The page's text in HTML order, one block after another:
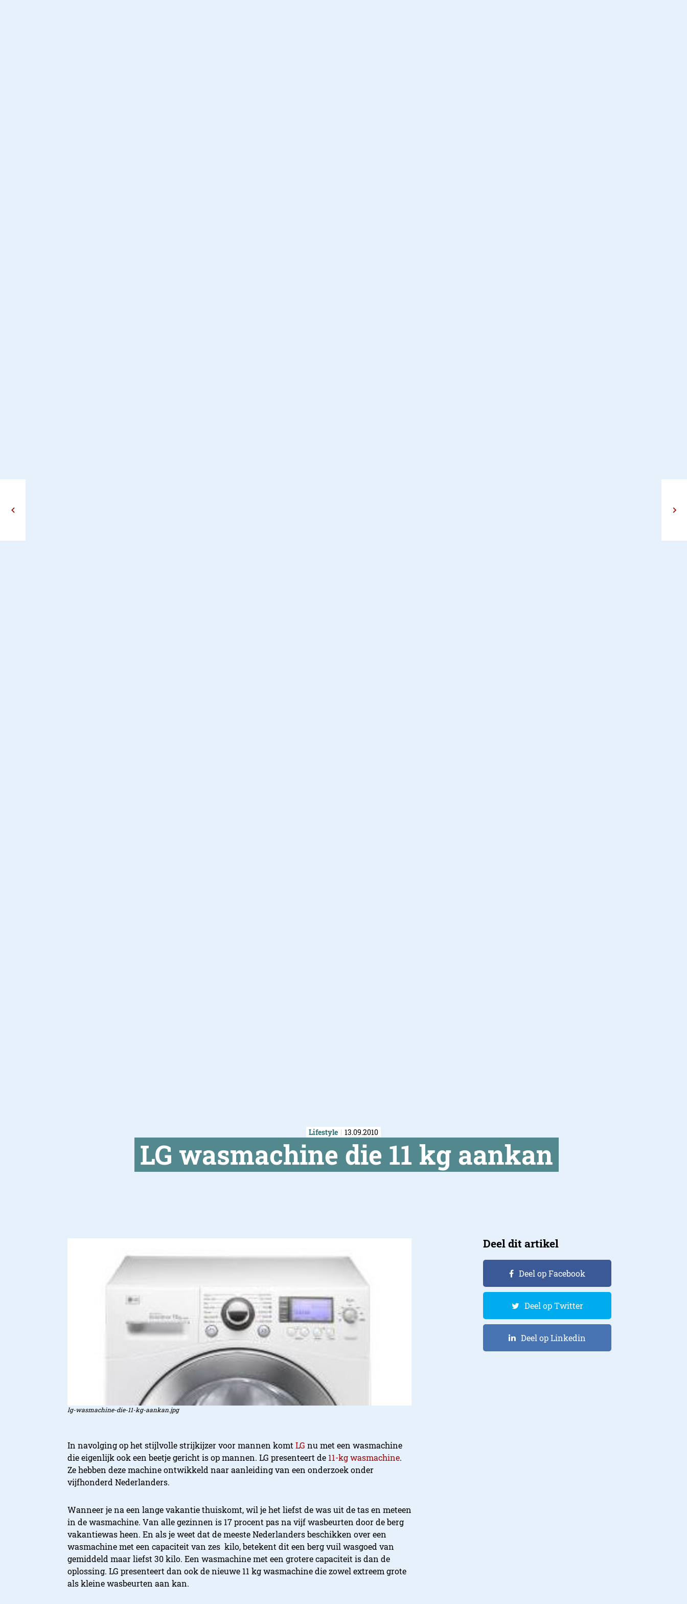
Lifestyle 13.09.2010
LG wasmachine die 11 kg aankan
lg-wasmachine-die-11-kg-aankan.jpg
In navolging op het stijlvolle strijkijzer voor mannen komtLG nu met een wasmachine
die eigenlijk ook een beetje gericht is op mannen. LG presenteert de 11-kg wasmachine.
Ze hebben deze machine ontwikkeld naar aanleiding van een onderzoek onder
vijfhonderd Nederlanders.
Wanneer je na een lange vakantie thuiskomt, wil je het liefst de was uit de tas en meteen
in de wasmachine. Van alle gezinnen is 17 procent pas na vijf wasbeurten door de berg
vakantiewas heen. En als je weet dat de meeste Nederlanders beschikken over een
wasmachine met een capaciteit van zes kilo, betekent dit een berg vuil wasgoed van
gemiddeld maar liefst 30 kilo. Een wasmachine met een grotere capaciteit is dan de
oplossing. LG presenteert dan ook de nieuwe 11 kg wasmachine die zowel extreem grote
als kleine wasbeurten aan kan.
Deel dit artikel
Deel op Facebook
Deel op Twitter
Deel op Linkedin